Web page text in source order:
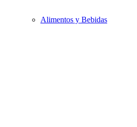
Alimentos y Bebidas